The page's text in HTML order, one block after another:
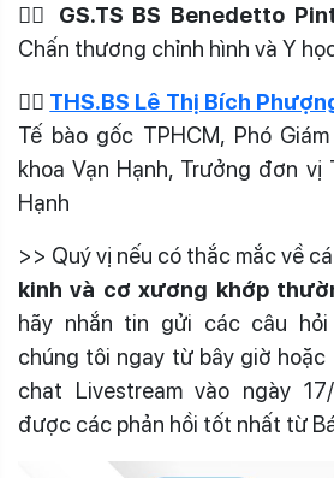
👨‍⚕️ GS.TS BS Benedetto
Chấn thương chỉnh hình và Y
👩‍⚕️ THS.BS Lê Thị Bích
Tế bào gốc TPHCM, Phó
khoa Vạn Hạnh, Trưởng đơn vị
Hạnh
>> Quý vị nếu có thắc mắc về
kinh và cơ xương khớp
hãy nhắn tin gửi các câu hỏi
chúng tôi ngay từ bây giờ hoặc
chat Livestream vào ngày
được các phản hồi tốt nhất từ